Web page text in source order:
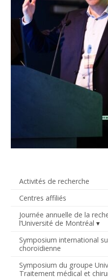
Activités de recherche
Centres affiliés
Journée annuelle de la
l’Université de Montréal
Symposium international
choroïdienne
Symposium du groupe
Traitement médical et